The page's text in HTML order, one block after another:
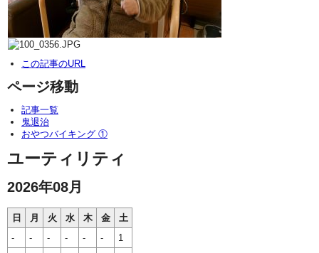
この記事のURL
ページ移動
記事一覧
鬼退治
おやつバイキング ①
ユーティリティ
2026年08月
日 月 火 水 木 金
土
-
- - - - -
1